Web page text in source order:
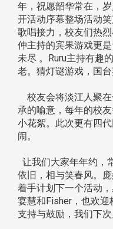
年，祝愿韶华常在，
开活动序幕整场活动
歌唱接力，校友们热
仲主持的宾果游戏更
未尽 。Ruru主持有趣
老。猜灯谜游戏，国
校友会将淡江人聚
承的喻意，每年的校
小花絮。此次更有四
闹。
让我们大家年年约，
依旧，相与笑春风。
着手计划下一个活动
宴慧和Fisher，也欢
支持与鼓励，我们下次